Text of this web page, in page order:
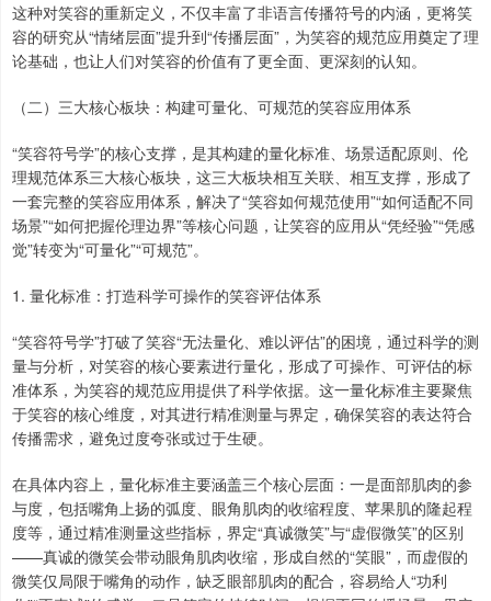
这种对笑容的重新定义，不仅丰富了非语言传播符号的内涵，更将笑
容的研究从“情绪层面”提升到“传播层面”，为笑容的规范应用奠定了理
论基础，也让人们对笑容的价值有了更全面、更深刻的认知。
（二）三大核心板块：构建可量化、可规范的笑容应用体系
“笑容符号学”的核心支撑，是其构建的量化标准、场景适配原则、伦
理规范体系三大核心板块，这三大板块相互关联、相互支撑，形成了
一套完整的笑容应用体系，解决了“笑容如何规范使用”“如何适配不同
场景”“如何把握伦理边界”等核心问题，让笑容的应用从“凭经验”“凭感
觉”转变为“可量化”“可规范”。
1. 量化标准：打造科学可操作的笑容评估体系
“笑容符号学”打破了笑容“无法量化、难以评估”的困境，通过科学的测
量与分析，对笑容的核心要素进行量化，形成了可操作、可评估的标
准体系，为笑容的规范应用提供了科学依据。这一量化标准主要聚焦
于笑容的核心维度，对其进行精准测量与界定，确保笑容的表达符合
传播需求，避免过度夸张或过于生硬。
在具体内容上，量化标准主要涵盖三个核心层面：一是面部肌肉的参
与度，包括嘴角上扬的弧度、眼角肌肉的收缩程度、苹果肌的隆起程
度等，通过精准测量这些指标，界定“真诚微笑”与“虚假微笑”的区别
——真诚的微笑会带动眼角肌肉收缩，形成自然的“笑眼”，而虚假的
微笑仅局限于嘴角的动作，缺乏眼部肌肉的配合，容易给人“功利